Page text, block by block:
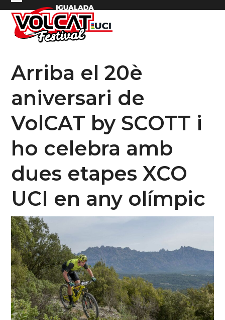
Skip
content
Open
mobile
menu
Close
mobile
menu
Arriba el 20è
aniversari de
VolCAT by SCOTT i
ho celebra amb
dues etapes XCO
UCI en any olímpic